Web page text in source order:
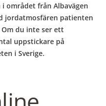
området från Albavägen
jordatmosfären patienten
du inte ser ett
uppstickare på
i Sverige.